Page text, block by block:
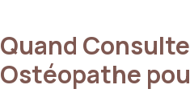
Quand
Ostéopathe